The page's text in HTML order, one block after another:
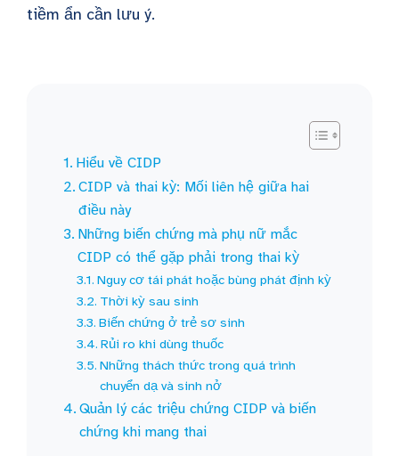
tiềm ẩn cần lưu ý.
Hiểu về CIDP
CIDP và thai kỳ: Mối liên hệ giữa hai
điều này
Những biến chứng mà phụ nữ mắc
CIDP có thể gặp phải trong thai kỳ
Nguy cơ tái phát hoặc bùng phát định kỳ
Thời kỳ sau sinh
Biến chứng ở trẻ sơ sinh
Rủi ro khi dùng thuốc
Những thách thức trong quá trình
chuyển dạ và sinh nở
Quản lý các triệu chứng CIDP và biến
chứng khi mang thai